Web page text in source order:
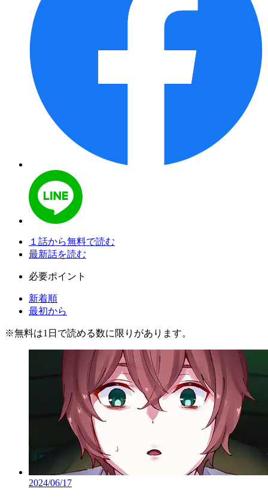
１話から無料で読む
最新話を読む
必要ポイント
新着順
最初から
※無料は1日で読める数に限りがあります。
2024/06/17